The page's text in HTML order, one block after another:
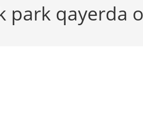
park qayerda